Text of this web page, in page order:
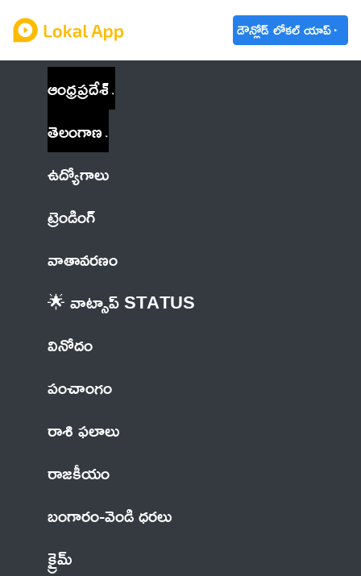
డౌన్లోడ్ లోకల్ యాప్
ఆంధ్రప్రదేశ్
తెలంగాణ
ఉద్యోగాలు
ట్రెండింగ్
వాతావరణం
🌟 వాట్సాప్ STATUS
వినోదం
పంచాంగం
రాశి ఫలాలు
రాజకీయం
బంగారం-వెండి ధరలు
క్రైమ్